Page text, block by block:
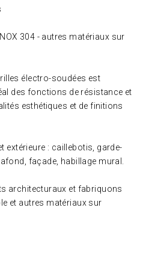
304 - autres matériaux sur
électro-soudées est
des fonctions de résistance et
esthétiques et de finitions
extérieure : caillebotis, garde-
façade, habillage mural.
architecturaux et fabriquons
et autres matériaux sur